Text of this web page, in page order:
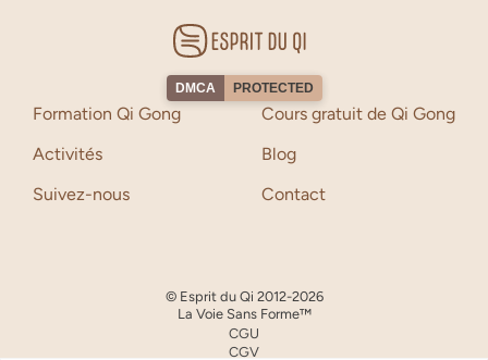
DMCA PROTECTED
Formation Qi Gong
Cours gratuit de Qi Gong
Activités
Blog
Suivez-nous
Contact
© Esprit du Qi 2012-2026
La Voie Sans Forme™
CGU
CGV